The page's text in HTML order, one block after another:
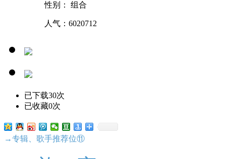
性别： 组合
人气： 6020712
已下载30次
已收藏0次
→专辑、歌手推荐位⑪